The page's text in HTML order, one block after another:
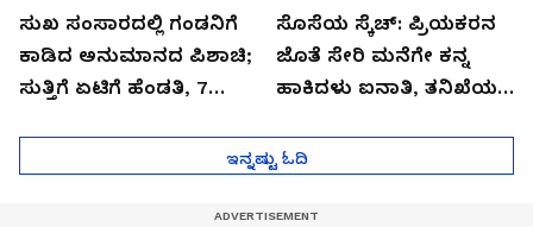
ಸುಖ ಸಂಸಾರದಲ್ಲಿ ಗಂಡನಿಗೆ
ಕಾಡಿದ ಅನುಮಾನದ ಪಿಶಾಚಿ;
ಸುತ್ತಿಗೆ ಏಟಿಗೆ ಹೆಂಡತಿ, 7
ಸೊಸೆಯ ಸ್ಕೆಚ್: ಪ್ರಿಯಕರನ
ಜೊತೆ ಸೇರಿ ಮನೆಗೇ ಕನ್ನ
ಹಾಕಿದಳು ಐನಾತಿ, ತನಿಖೆಯಲ್ಲಿ
ಇನ್ನಷ್ಟು ಓದಿ